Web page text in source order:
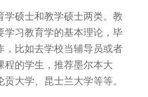
硕士和教学硕士两类。教
习教育学的基本理论，毕
，比如去学校当辅导员或者
的学生，推荐墨尔本大
大学、昆士兰大学等等。